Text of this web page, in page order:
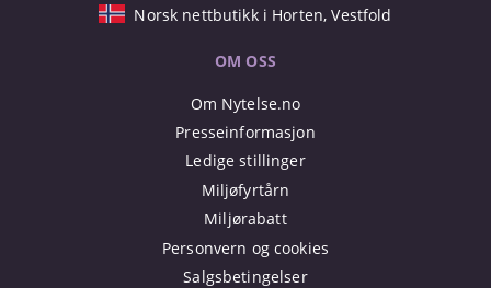
Norsk nettbutikk i Horten, Vestfold
OM OSS
Om Nytelse.no
Presseinformasjon
Ledige stillinger
Miljøfyrtårn
Miljørabatt
Personvern og cookies
Salgsbetingelser